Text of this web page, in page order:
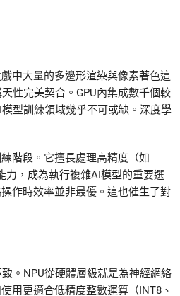
中大量的多邊形渲染與像素著色這
性完美契合。GPU內集成數千個較
型訓練領域幾乎不可或缺。深度學
階段。它擅長處理高精度（如
力，成為執行複雜AI模型的重要選
作時效率並非最優。這也催生了對
。NPU從硬體層級就是為神經網絡
用更適合低精度整數運算（INT8、